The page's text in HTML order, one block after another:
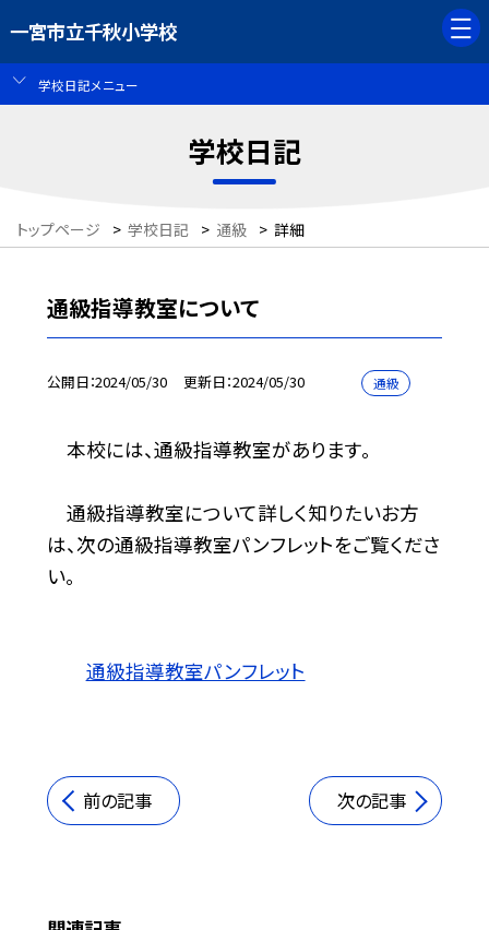
一宮市立千秋小学校
学校日記メニュー
学校日記
トップページ > 学校日記 > 通級 > 詳細
通級指導教室について
公開日 2024/05/30 更新日 2024/05/30 通級
本校には、通級指導教室があります。
通級指導教室について詳しく知りたいお方
は、次の通級指導教室パンフレットをご覧くださ
い。
通級指導教室パンフレット
前の記事 次の記事